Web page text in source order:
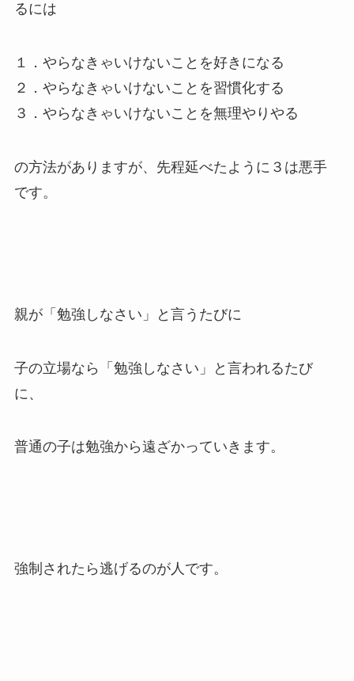
るには
１．やらなきゃいけないことを好きになる
２．やらなきゃいけないことを習慣化する
３．やらなきゃいけないことを無理やりやる
の方法がありますが、先程延べたように３は悪手
です。
親が「勉強しなさい」と言うたびに
子の立場なら「勉強しなさい」と言われるたび
に、
普通の子は勉強から遠ざかっていきます。
強制されたら逃げるのが人です。